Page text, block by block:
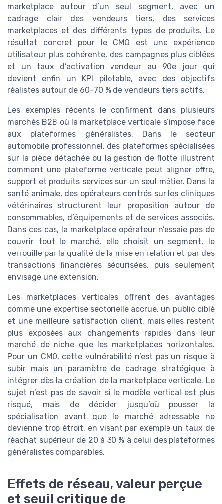
marketplace autour d’un seul segment, avec un
cadrage clair des vendeurs tiers, des services
marketplaces et des différents types de produits. Le
résultat concret pour le CMO est une expérience
utilisateur plus cohérente, des campagnes plus ciblées
et un taux d’activation vendeur au 90e jour qui
devient enfin un KPI pilotable, avec des objectifs
réalistes autour de 60–70 % de vendeurs tiers actifs.
Les exemples récents le confirment dans plusieurs
marchés B2B où la marketplace verticale s’impose face
aux plateformes généralistes. Dans le secteur
automobile professionnel, des plateformes spécialisées
sur la pièce détachée ou la gestion de flotte illustrent
comment une plateforme verticale peut aligner offre,
support et produits services sur un seul métier. Dans la
santé animale, des opérateurs centrés sur les cliniques
vétérinaires structurent leur proposition autour de
consommables, d’équipements et de services associés.
Dans ces cas, la marketplace opérateur n’essaie pas de
couvrir tout le marché, elle choisit un segment, le
verrouille par la qualité de la mise en relation et par des
transactions financières sécurisées, puis seulement
envisage une extension.
Les marketplaces verticales offrent des avantages
comme une expertise sectorielle accrue, un public ciblé
et une meilleure satisfaction client, mais elles restent
plus exposées aux changements rapides dans leur
marché de niche que les marketplaces horizontales.
Pour un CMO, cette vulnérabilité n’est pas un risque à
subir mais un paramètre de cadrage stratégique à
intégrer dès la création de la marketplace verticale. Le
sujet n’est pas de savoir si le modèle vertical est plus
risqué, mais de décider jusqu’où pousser la
spécialisation avant que le marché adressable ne
devienne trop étroit, en visant par exemple un taux de
réachat supérieur de 20 à 30 % à celui des plateformes
généralistes comparables.
Effets de réseau, valeur perçue
et seuil critique de